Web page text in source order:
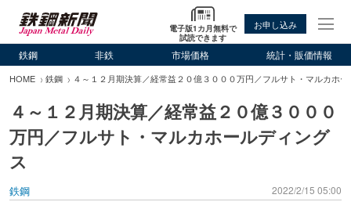
電子版1カ月無料で
試読できます
お申し込み
鉄鋼 非鉄 市場価格 統計・販価情報
HOME 鉄鋼 ４～１２月期決算／経常益２０億３０００万円／フルサト・マルカホ
４～１２月期決算／経常益２０億３０００
万円／フルサト・マルカホールディング
ス
鉄鋼 2022/2/15 05:00